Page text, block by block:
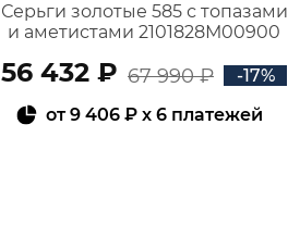
Серьги золотые 585 с топазами
и аметистами 2101828М00900
56 432 ₽ 67 990 ₽
-17%
от9 406 ₽ x 6 платежей